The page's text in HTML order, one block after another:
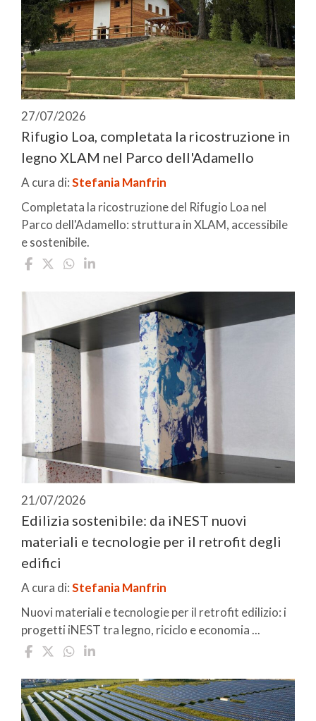
27/07/2026
Rifugio Loa, completata la ricostruzione in
legno XLAM nel Parco dell'Adamello
A cura di:Stefania Manfrin
Completata la ricostruzione del Rifugio Loa nel
Parco dell'Adamello: struttura in XLAM, accessibile
e sostenibile.
21/07/2026
Edilizia sostenibile: da iNEST nuovi
materiali e tecnologie per il retrofit degli
edifici
A cura di:Stefania Manfrin
Nuovi materiali e tecnologie per il retrofit edilizio: i
progetti iNEST tra legno, riciclo e economia ...